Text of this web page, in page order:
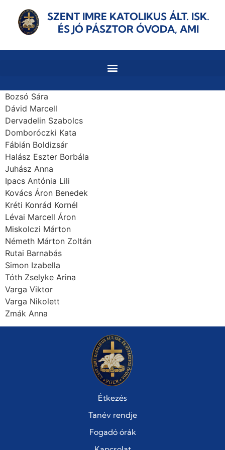
SZENT IMRE KATOLIKUS ÁLT. ISK.
ÉS JÓ PÁSZTOR ÓVODA, AMI
Bozsó Sára
Dávid Marcell
Dervadelin Szabolcs
Domboróczki Kata
Fábián Boldizsár
Halász Eszter Borbála
Juhász Anna
Ipacs Antónia Lili
Kovács Áron Benedek
Kréti Konrád Kornél
Lévai Marcell Áron
Miskolczi Márton
Németh Márton Zoltán
Rutai Barnabás
Simon Izabella
Tóth Zselyke Arina
Varga Viktor
Varga Nikolett
Zmák Anna
Étkezés
Tanév rendje
Fogadó órák